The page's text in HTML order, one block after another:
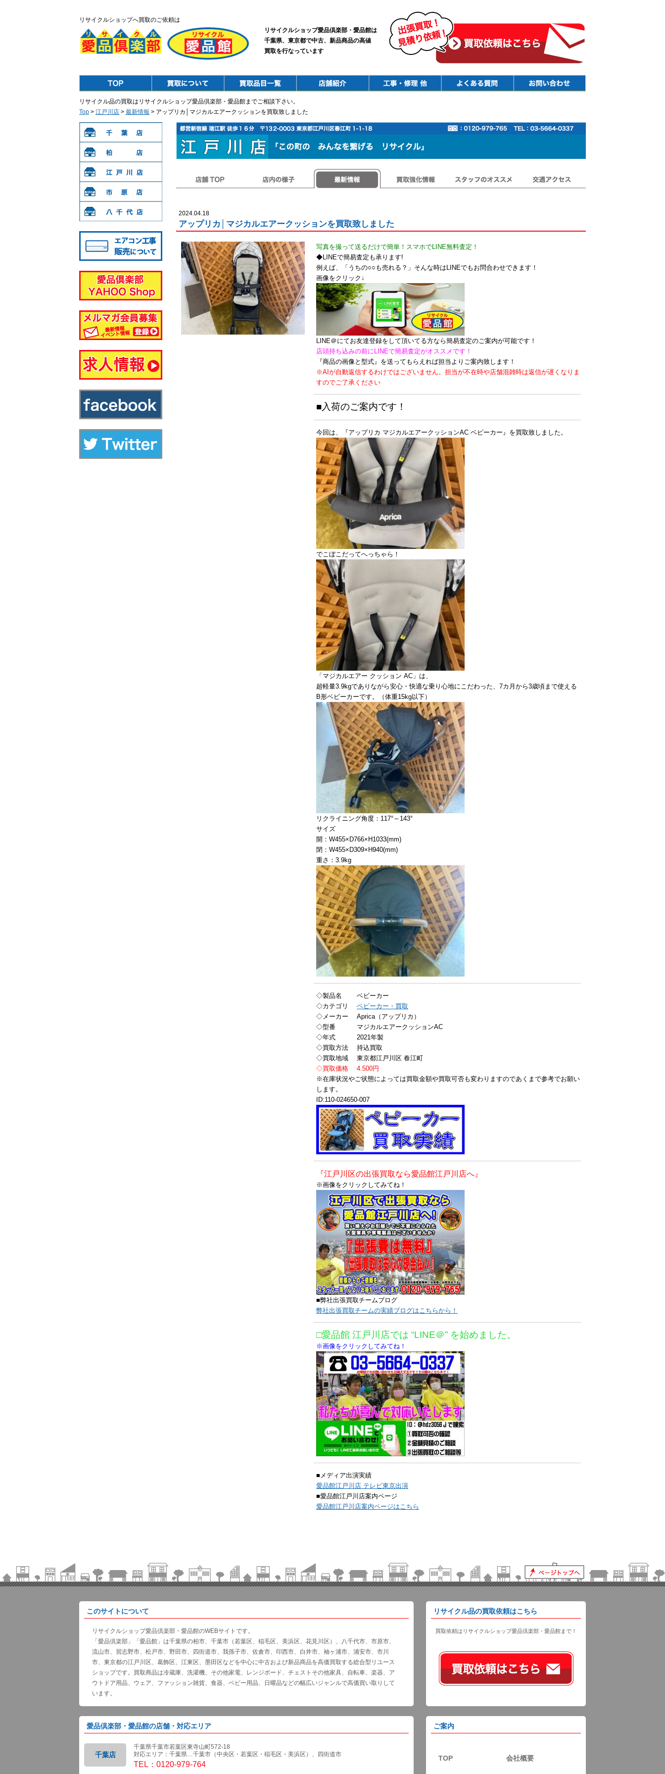
リサイクルショップへ買取のご依頼は
リサイクルショップ愛品倶楽部・愛品館は
千葉県、東京都で中古、新品商品の高値
買取を行なっています
リサイクル品の買取はリサイクルショップ愛品倶楽部・愛品館までご相談下さい。
Top > 江戸川店 > 最新情報 > アップリカ│マジカルエアークッションを買取致しました
2024.04.18
アップリカ│マジカルエアークッションを買取致しました
写真を撮って送るだけで簡単！スマホでLINE無料査定！
◆LINEで簡易査定も承ります!
例えば、「うちの○○も売れる？」そんな時はLINEでもお問合わせできます！
画像をクリック↓
LINE＠にてお友達登録をして頂いてる方なら簡易査定のご案内が可能です！
店頭持ち込みの前にLINEで簡易査定がオススメです！
『商品の画像と型式』を送ってもらえれば担当よりご案内致します！
※AIが自動返信するわけではございません。担当が不在時や店舗混雑時は返信が遅くなりま
すのでご了承ください
■入荷のご案内です！
今回は、『アップリカ マジカルエアークッションAC ベビーカー』を買取致しました。
でこぼこだってへっちゃら！
「マジカルエアー クッション AC」は、
超軽量3.9kgでありながら安心・快適な乗り心地にこだわった、7カ月から3歳頃まで使える
B形ベビーカーです。（体重15kg以下）
リクライニング角度：117°～143°
サイズ
開：W455×D766×H1033(mm)
閉：W455×D309×H940(mm)
重さ：3.9kg
◇製品名 ベビーカー
◇カテゴリ ベビーカー・買取
◇メーカー Aprica（アップリカ）
◇型番 マジカルエアークッションAC
◇年式 2021年製
◇買取方法 持込買取
◇買取地域 東京都江戸川区 春江町
◇買取価格 4.500円
※在庫状況やご状態によっては買取金額や買取可否も変わりますのであくまで参考でお願い
します。
ID:110-024650-007
『江戸川区の出張買取なら愛品館江戸川店へ』
※画像をクリックしてみてね！
■弊社出張買取チームブログ
弊社出張買取チームの実績ブログはこちらから！
□愛品館 江戸川店では “LINE＠” を始めました。
※画像をクリックしてみてね！
■メディア出演実績
愛品館江戸川店 テレビ東京出演
■愛品館江戸川店案内ページ
愛品館江戸川店案内ページはこちら
このサイトについて
リサイクルショップ愛品倶楽部・愛品館のWEBサイトです。
「愛品倶楽部」「愛品館」は千葉県の柏市、千葉市（若葉区、稲毛区、美浜区、花見川区）、八千代市、市原市、
流山市、習志野市、松戸市、野田市、四街道市、我孫子市、佐倉市、印西市、白井市、袖ヶ浦市、浦安市、市川
市、東京都の江戸川区、葛飾区、江東区、墨田区などを中心に中古および新品商品を高価買取する総合型リユース
ショップです。買取商品は冷蔵庫、洗濯機、その他家電、レンジボード、チェストその他家具、自転車、楽器、ア
ウトドア用品、ウェア、ファッション雑貨、食器、ベビー用品、日曜品などの幅広いジャンルで高価買い取りして
います。
リサイクル品の買取依頼はこちら
買取依頼はリサイクルショップ愛品倶楽部・愛品館まで！
愛品倶楽部・愛品館の店舗・対応エリア
千葉店
千葉県千葉市若葉区東寺山町572-18
対応エリア：千葉県…千葉市（中央区・若葉区・稲毛区・美浜区）、四街道市
TEL：0120-979-764
ご案内
TOP 会社概要